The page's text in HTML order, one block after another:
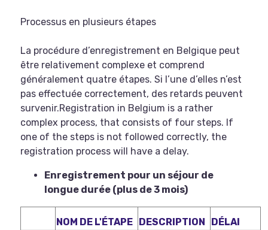
Processus en plusieurs étapes
La procédure d’enregistrement en Belgique peut
être relativement complexe et comprend
généralement quatre étapes. Si l’une d’elles n’est
pas effectuée correctement, des retards peuvent
survenir.Registration in Belgium is a rather
complex process, that consists of four steps. If
one of the steps is not followed correctly, the
registration process will have a delay.
Enregistrement pour un séjour de
longue durée (plus de 3 mois)
NOM DE L'ÉTAPE DESCRIPTION DÉLAI